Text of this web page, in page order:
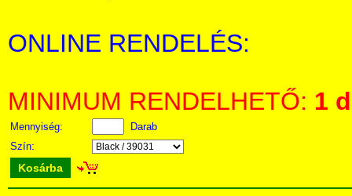
ONLINE RENDELÉS:
MINIMUM RENDELHETŐ: 1
Mennyiség:
Darab
Szín:
Kosárba